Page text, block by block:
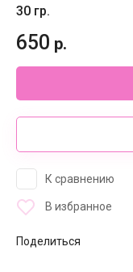
30 гр.
650 р.
К сравнению
В избранное
Поделиться